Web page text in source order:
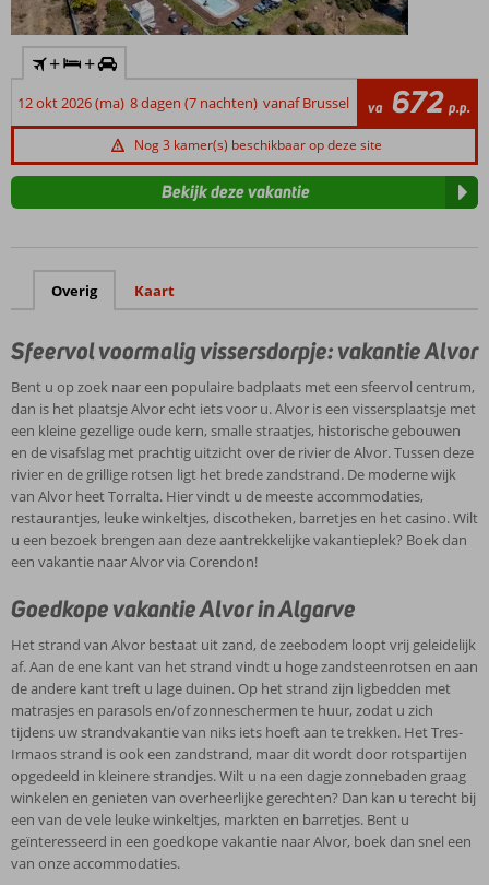
+ +
12 okt 2026 (ma) 8 dagen (7 nachten) vanaf Brussel va 672 p.p.
Nog 3 kamer(s) beschikbaar op deze site
Bekijk deze vakantie
Overig Kaart
Sfeervol voormalig vissersdorpje: vakantie Alvor
Bent u op zoek naar een populaire badplaats met een sfeervol centrum,
dan is het plaatsje Alvor echt iets voor u. Alvor is een vissersplaatsje met
een kleine gezellige oude kern, smalle straatjes, historische gebouwen
en de visafslag met prachtig uitzicht over de rivier de Alvor. Tussen deze
rivier en de grillige rotsen ligt het brede zandstrand. De moderne wijk
van Alvor heet Torralta. Hier vindt u de meeste accommodaties,
restaurantjes, leuke winkeltjes, discotheken, barretjes en het casino. Wilt
u een bezoek brengen aan deze aantrekkelijke vakantieplek? Boek dan
een vakantie naar Alvor via Corendon!
Goedkope vakantie Alvor in Algarve
Het strand van Alvor bestaat uit zand, de zeebodem loopt vrij geleidelijk
af. Aan de ene kant van het strand vindt u hoge zandsteenrotsen en aan
de andere kant treft u lage duinen. Op het strand zijn ligbedden met
matrasjes en parasols en/of zonneschermen te huur, zodat u zich
tijdens uw strandvakantie van niks iets hoeft aan te trekken. Het Tres-
Irmaos strand is ook een zandstrand, maar dit wordt door rotspartijen
opgedeeld in kleinere strandjes. Wilt u na een dagje zonnebaden graag
winkelen en genieten van overheerlijke gerechten? Dan kan u terecht bij
een van de vele leuke winkeltjes, markten en barretjes. Bent u
geïnteresseerd in een goedkope vakantie naar Alvor, boek dan snel een
van onze accommodaties.